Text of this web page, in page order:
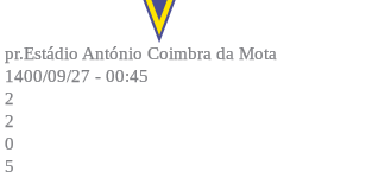
pr.Estádio António Coimbra da Mota
1400/09/27 - 00:45
2
2
0
5